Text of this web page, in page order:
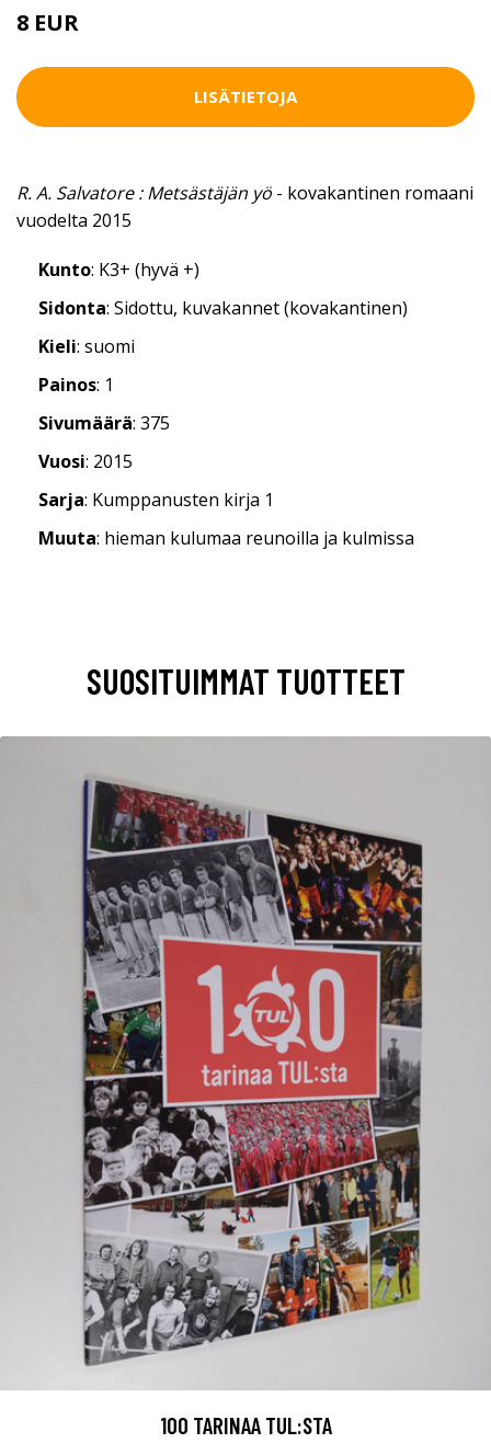
8 EUR
LISÄTIETOJA
R. A. Salvatore : Metsästäjän yö - kovakantinen romaani
vuodelta 2015
Kunto: K3+ (hyvä +)
Sidonta: Sidottu, kuvakannet (kovakantinen)
Kieli: suomi
Painos: 1
Sivumäärä: 375
Vuosi: 2015
Sarja: Kumppanusten kirja 1
Muuta: hieman kulumaa reunoilla ja kulmissa
SUOSITUIMMAT TUOTTEET
100 TARINAA TUL:STA